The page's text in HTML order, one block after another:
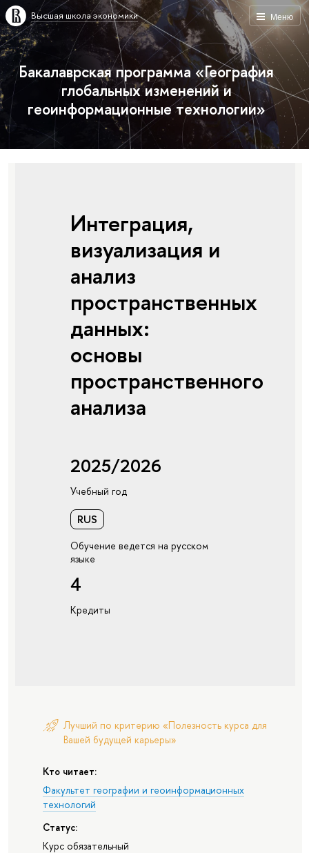
Меню
Высшая школа экономики
Бакалаврская программа «География
глобальных изменений и
геоинформационные технологии»
Интеграция,
визуализация и
анализ
пространственных
данных:
основы
пространственного
анализа
2025/2026
Учебный год
RUS
Обучение ведется на русском
языке
4
Кредиты
Лучший по критерию «Полезность курса для
Вашей будущей карьеры»
Кто читает:
Факультет географии и геоинформационных
технологий
Статус:
Курс обязательный